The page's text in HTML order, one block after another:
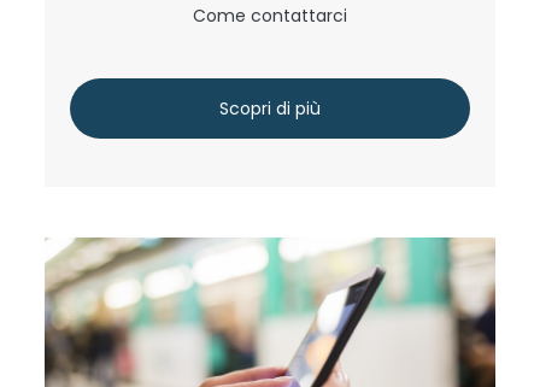
Come contattarci
Scopri di più